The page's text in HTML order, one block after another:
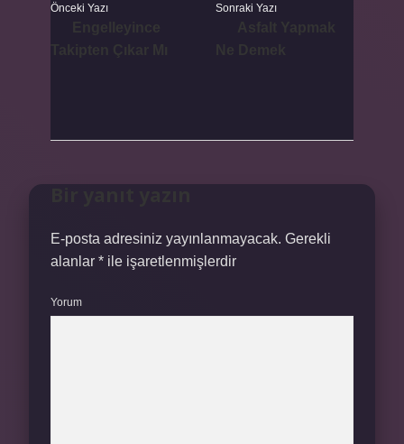
Önceki Yazı Sonraki Yazı
E-posta adresiniz yayınlanmayacak. Gerekli
alanlar * ile işaretlenmişlerdir
Yorum